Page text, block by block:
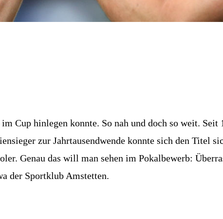
Cup hinlegen konnte. So nah und doch so weit. Seit
zur Jahrtausendwende konnte sich den Titel
Genau das will man sehen im Pokalbewerb:
der Sportklub Amstetten.